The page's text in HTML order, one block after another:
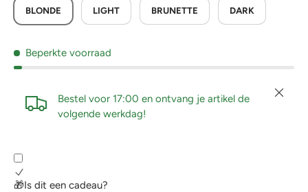
BLONDE LIGHT BRUNETTE DARK
Beperkte voorraad
Bestel voor 17:00 en ontvang je artikel de
volgende werkdag!
Sluiten
🎁Is dit een cadeau?